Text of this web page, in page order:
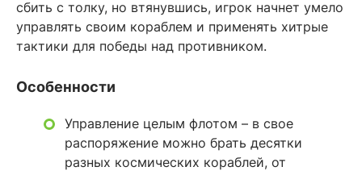
сбить с толку, но втянувшись, игрок начнет умело
управлять своим кораблем и применять хитрые
тактики для победы над противником.
Особенности
Управление целым флотом – в свое
распоряжение можно брать десятки
разных космических кораблей, от